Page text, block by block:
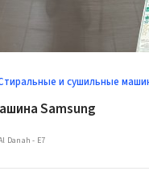
и сушильные
Samsung
Danah - E7